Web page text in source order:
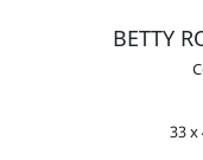
BETTY
33 x